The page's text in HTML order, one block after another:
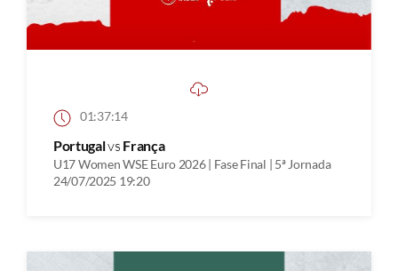
01:37:14
Portugalvs França
U17 Women WSE Euro 2026 | Fase Final | 5ª Jornada
24/07/2025 19:20